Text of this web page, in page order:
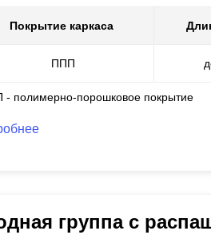
Покрытие каркаса
ППП
- полимерно-порошковое покрытие
группа с